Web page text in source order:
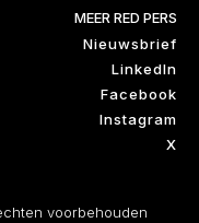
MEER RED PERS
Nieuwsbrief
LinkedIn
Facebook
Instagram
X
voorbehouden